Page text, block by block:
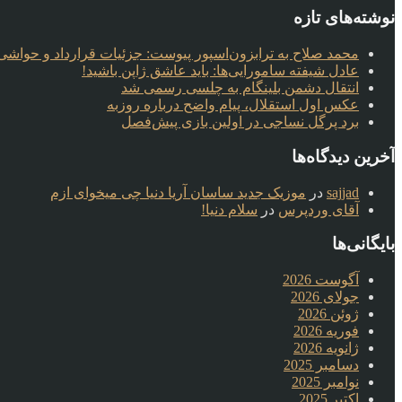
نوشته‌های تازه
محمد صلاح به ترابزون‌اسپور پیوست: جزئیات قرارداد و حواشی
عادل شیفته سامورایی‌ها: باید عاشق ژاپن باشید!
انتقال دشمن بلینگام به چلسی رسمی شد
عکس اول استقلال، پیام واضح درباره روزبه
برد پرگل نساجی در اولین بازی پیش‌فصل
آخرین دیدگاه‌ها
sajjad در موزیک جدید ساسان آریا دنیا چی میخوای ازم
آقای وردپرس در سلام دنیا!
بایگانی‌ها
آگوست 2026
جولای 2026
ژوئن 2026
فوریه 2026
ژانویه 2026
دسامبر 2025
نوامبر 2025
اکتبر 2025